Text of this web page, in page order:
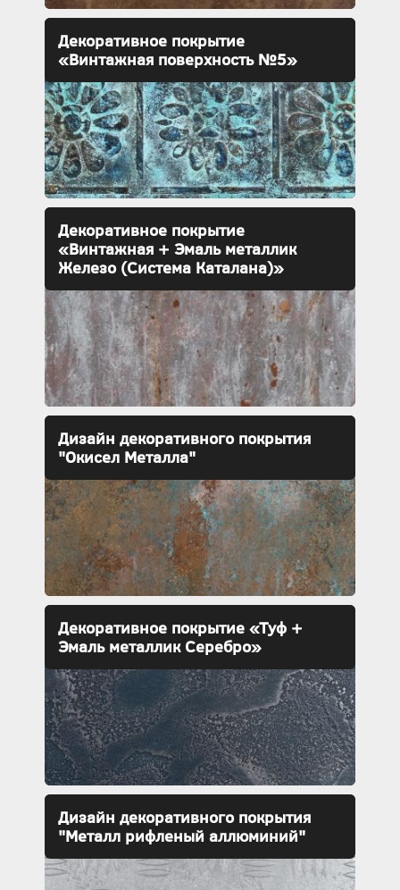
Декоративное покрытие
«Винтажная поверхность №5»
Декоративное покрытие
«Винтажная + Эмаль металлик
Железо (Система Каталана)»
Дизайн декоративного покрытия
"Окисел Металла"
Декоративное покрытие «Туф +
Эмаль металлик Серебро»
Дизайн декоративного покрытия
"Металл рифленый аллюминий"